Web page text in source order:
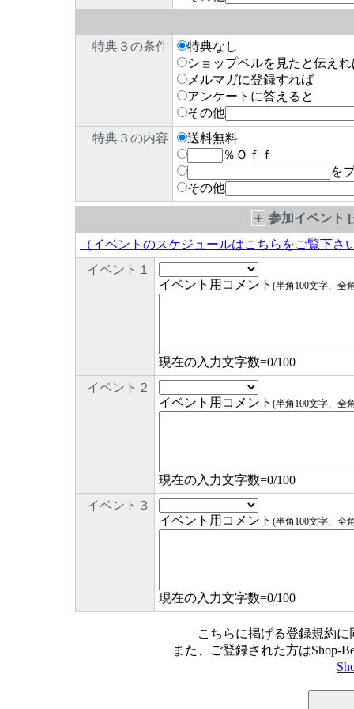
特典３の条件
特典なし
ショップベルを見たと伝えれ
メルマガに登録すれば
アンケートに答えると
その他
特典３の内容
送料無料
％Ｏｆｆ
を
その他
＋ 参加イベント
（イベントのスケジュールはこちらをご覧下さ
イベント１
イベント用コメント (半角100文字、全
現在の入力文字数=0/100
イベント２
イベント用コメント (半角100文字、全
現在の入力文字数=0/100
イベント３
イベント用コメント (半角100文字、全
現在の入力文字数=0/100
こちらに掲げる登録規約
また、ご登録された方はShop-